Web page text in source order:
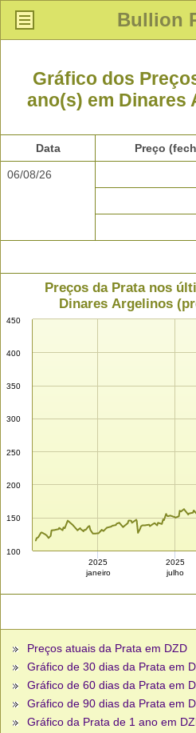
Bullion
Gráfico dos
ano(s) em Dinares
Data Preço
06/08/26
Preços da Prata nos
Dinares Argelinos
100
150
200
250
300
350
400
450
2025
janeiro
2025
julho
Preços atuais da Prata em DZD
Gráfico de 30 dias da Prata em
Gráfico de 60 dias da Prata em
Gráfico de 90 dias da Prata em
Gráfico da Prata de 1 ano em